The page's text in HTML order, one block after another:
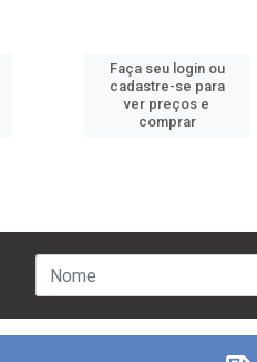
Faça seu login ou
cadastre-se para
ver preços e
comprar